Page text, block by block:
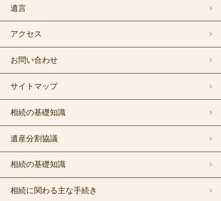
相続の基礎知識
相続に関わる主な手続き
アクセス
お問い合わせ
サイトマップ
相続の基礎知識
遺産分割協議
遺言